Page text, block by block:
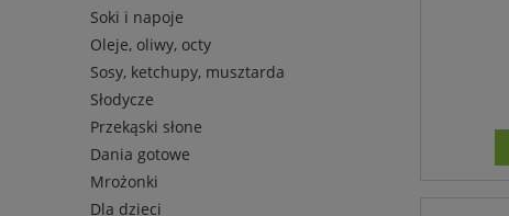
Soki i napoje
Oleje, oliwy, octy
Sosy, ketchupy, musztarda
Słodycze
Przekąski słone
Dania gotowe
Mrożonki
Dla dzieci